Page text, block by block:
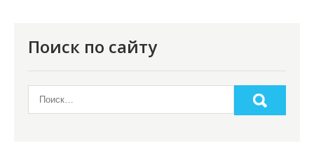
Поиск по сайту